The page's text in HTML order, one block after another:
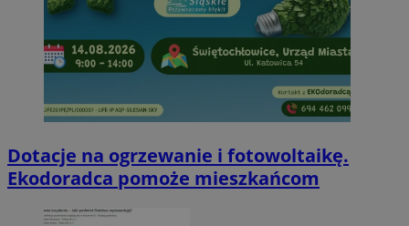
Dotacje na ogrzewanie i fotowoltaikę.
Ekodoradca pomoże mieszkańcom